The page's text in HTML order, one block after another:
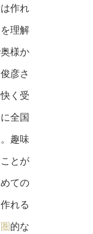
作れ
理解
様か
彦さ
く受
全国
趣味
とが
ての
れる
的な